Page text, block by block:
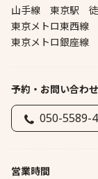
山手線 東京駅
東京メトロ東西
東京メトロ銀座
予約・お問い合わせ
050-5589-
営業時間